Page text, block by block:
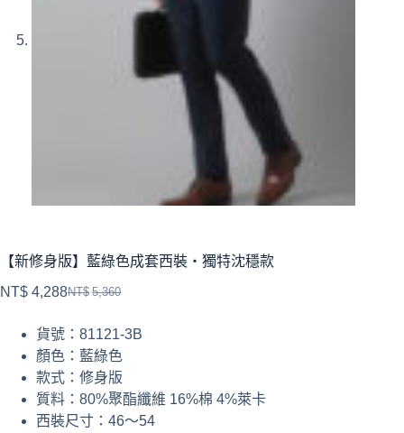
【新修身版】藍綠色成套西裝・獨特沈穩款
NT$ 5,360
NT$ 4,288
貨號：81121-3B
顏色：藍綠色
款式：修身版
質料：80%聚酯纖維 16%棉 4%萊卡
西裝尺寸：46～54